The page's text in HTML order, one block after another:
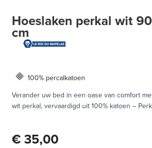
Hoeslaken perkal wit
cm
100% percalkatoen
Verander uw bed in een oase van comfort
wit perkal, vervaardigd uit 100% katoen –
€ 35,00